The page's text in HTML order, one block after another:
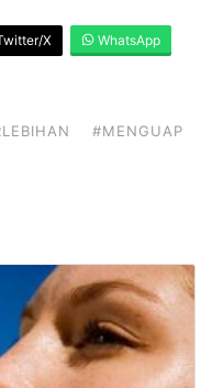
X WhatsApp
#MENGUAP